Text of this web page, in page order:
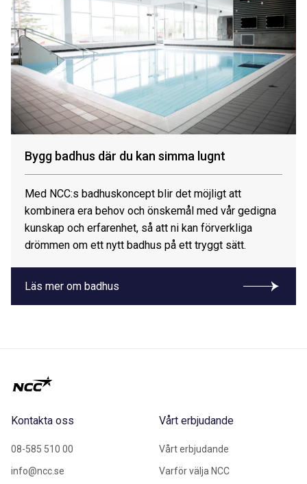
Bygg badhus där du kan simma lugnt
Med NCC:s badhuskoncept blir det möjligt att
kombinera era behov och önskemål med vår gedigna
kunskap och erfarenhet, så att ni kan förverkliga
drömmen om ett nytt badhus på ett tryggt sätt.
Läs mer om badhus
Kontakta oss
08-585 510 00
info@ncc.se
Vårt erbjudande
Vårt erbjudande
Varför välja NCC